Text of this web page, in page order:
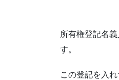
所有権登記名
す。
この登記を入